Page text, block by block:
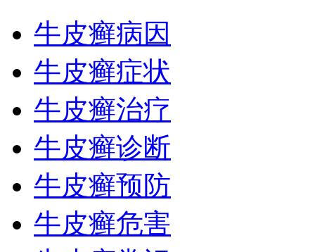
牛皮癣病因
牛皮癣症状
牛皮癣治疗
牛皮癣诊断
牛皮癣预防
牛皮癣危害